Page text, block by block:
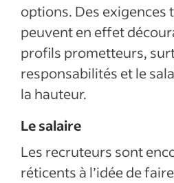
options. Des exigences
peuvent en effet
profils prometteurs,
responsabilités et le
la hauteur.
Le salaire
Les recruteurs sont
réticents à l’idée de